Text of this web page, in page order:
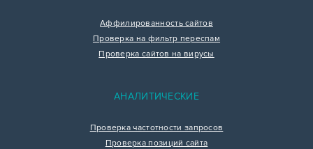
Аффилированность сайтов
Проверка на фильтр переспам
Проверка сайтов на вирусы
АНАЛИТИЧЕСКИЕ
Проверка частотности запросов
Проверка позиций сайта